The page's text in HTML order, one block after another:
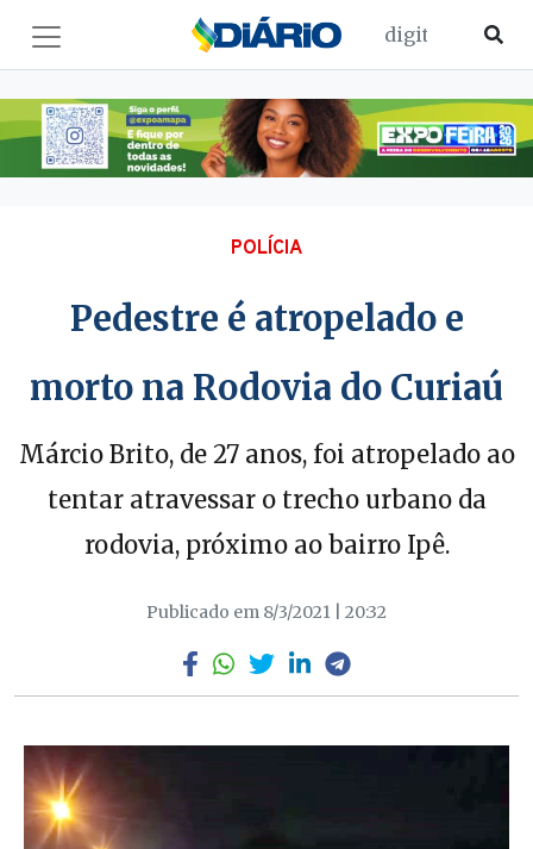
POLÍCIA
Pedestre é atropelado e
morto na Rodovia do Curiaú
Márcio Brito, de 27 anos, foi atropelado ao
tentar atravessar o trecho urbano da
rodovia, próximo ao bairro Ipê.
Publicado em 8/3/2021 | 20:32